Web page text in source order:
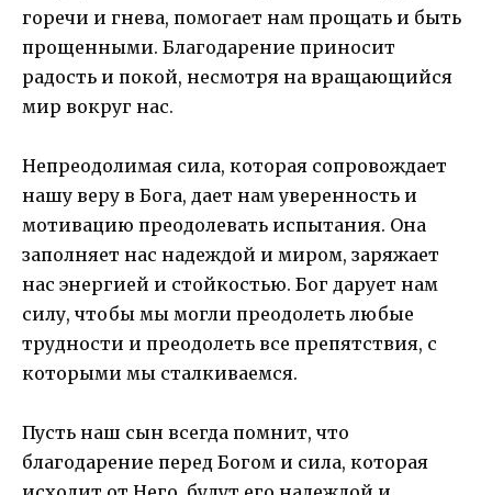
горечи и гнева, помогает нам прощать и быть
прощенными. Благодарение приносит
радость и покой, несмотря на вращающийся
мир вокруг нас.
Непреодолимая сила, которая сопровождает
нашу веру в Бога, дает нам уверенность и
мотивацию преодолевать испытания. Она
заполняет нас надеждой и миром, заряжает
нас энергией и стойкостью. Бог дарует нам
силу, чтобы мы могли преодолеть любые
трудности и преодолеть все препятствия, с
которыми мы сталкиваемся.
Пусть наш сын всегда помнит, что
благодарение перед Богом и сила, которая